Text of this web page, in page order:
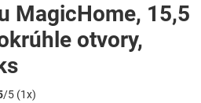
MagicHome, 15,5
otvory,
/5 (1x)